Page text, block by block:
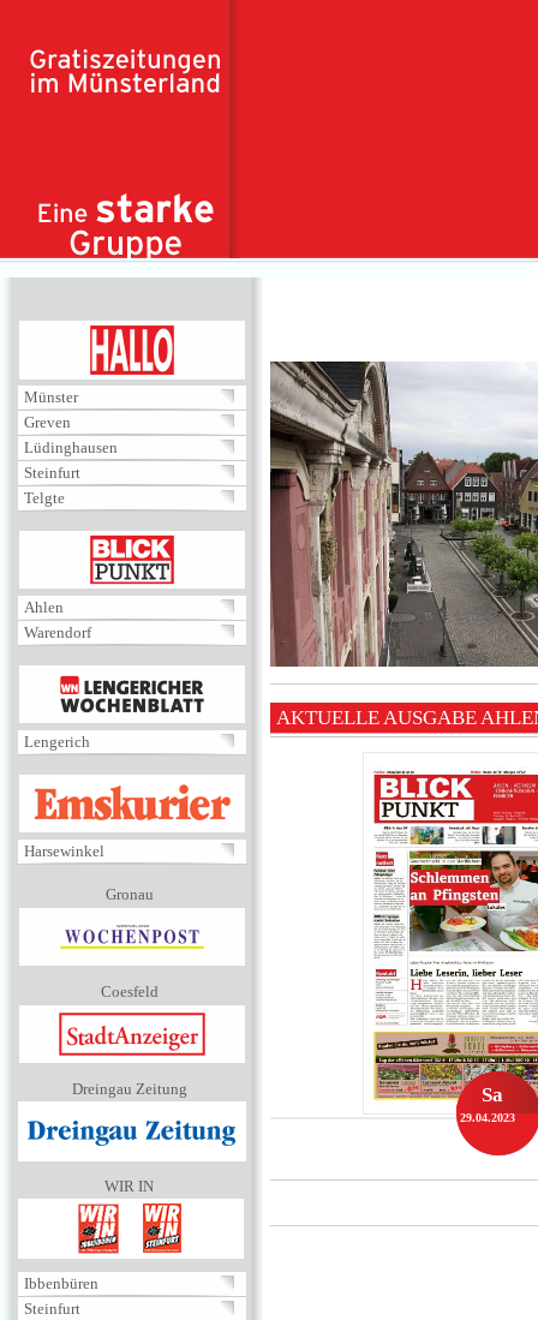
Münster
Greven
Lüdinghausen
Steinfurt
Telgte
BLICKPUNKT
Ahlen
Warendorf
MENÜ
Lengerich
EMSKURIER
Harsewinkel
Gronau
Coesfeld
Dreingau Zeitung
WIR IN
Ibbenbüren
Steinfurt
AKTUELLE AUSGABE
Sa
29.04.2023